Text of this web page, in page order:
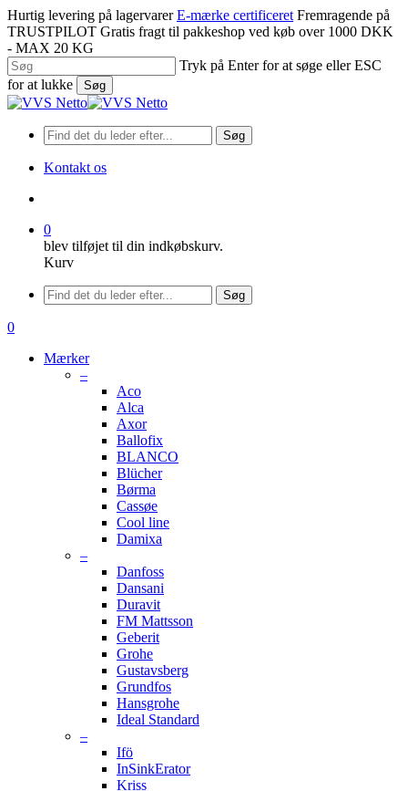
Spring
til
hovedindhold
Hurtig levering på lagervarer E-mærke certificeret Fremragende på
TRUSTPILOT Gratis fragt til pakkeshop ved køb over 1000 DKK
- MAX 20 KG
Tryk på Enter for at søge eller ESC
for at lukke
Søg
Luk
Søg
Kontakt os
0
blev tilføjet til din indkøbskurv.
Kurv
Menu
Søg
søge
0
Mærker
–
Aco
Alca
Axor
Ballofix
BLANCO
Blücher
Børma
Cassøe
Cool line
Damixa
–
Danfoss
Dansani
Duravit
FM Mattsson
Geberit
Grohe
Gustavsberg
Grundfos
Hansgrohe
Ideal Standard
–
Ifö
InSinkErator
Kriss